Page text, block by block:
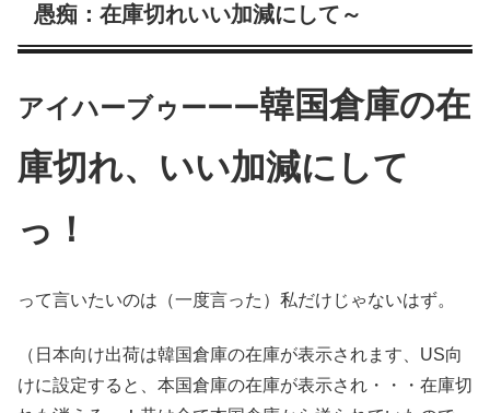
愚痴：在庫切れいい加減にして～
アイハーブゥーーー韓国倉庫の在
庫切れ、いい加減にして
っ！
って言いたいのは（一度言った）私だけじゃないはず。
（日本向け出荷は韓国倉庫の在庫が表示されます、US向
けに設定すると、本国倉庫の在庫が表示され・・・在庫切